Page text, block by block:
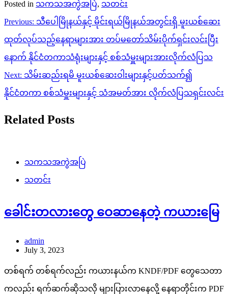
Posted in သကသအကွဲအပြဲ, သတင်း
Post
navigation
Previous: သီပေါမြိုနယ်နှင့် မိုင်းရယ်မြိုနယ်အတွင်းရှိ မူးယစ်ဆေး
ထုတ်လုပ်သည့်နေရာများအား တပ်မတော်သိမ်းပိုက်ရှင်းလင်းပြီး
နောက် နိုင်ငံတကာသံရုံးများနှင့် စစ်သံမှူးများအားလိုက်လံပြသ
Next: သိမ်းဆည်းရမိ မူးယစ်ဆေးဝါးများနှင့်ပတ်သက်၍
နိုင်ငံတကာ စစ်သံမှူးများနှင့် သံအမတ်အား လိုက်လံပြသရှင်းလင်း
Related Posts
သကသအကွဲအပြဲ
သတင်း
ခေါင်းတလားတွေ ဝေဆာနေတဲ့ ကယားမြေ
admin
July 3, 2023
တစ်ရက် တစ်ရက်လည်း ကယားနယ်က KNDF/PDF တွေသေတာ
ကလည်း ရက်ဆက်ဆိုသလို များပြားလာနေလို့ နေရာတိုင်းက PDF